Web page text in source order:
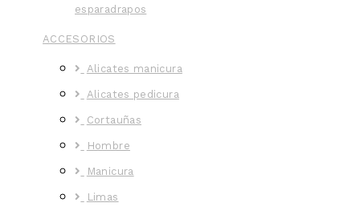
esparadrapos
ACCESORIOS
Alicates manicura
Alicates pedicura
Cortauñas
Hombre
Manicura
Limas